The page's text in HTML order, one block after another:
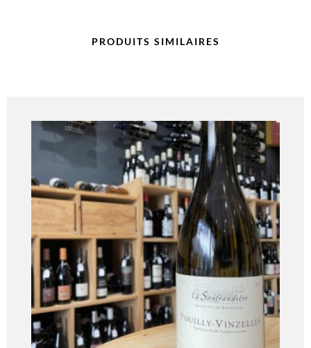
PRODUITS SIMILAIRES